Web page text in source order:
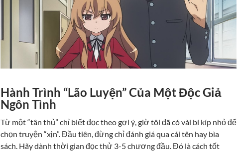
Hành Trình “Lão Luyện” Của Một Độc Giả
Ngôn Tình
Từ một “tân thủ” chỉ biết đọc theo gợi ý, giờ tôi đã có vài bí kíp nhỏ để
chọn truyện “xịn”. Đầu tiên, đừng chỉ đánh giá qua cái tên hay bìa
sách. Hãy dành thời gian đọc thử 3-5 chương đầu. Đó là cách tốt